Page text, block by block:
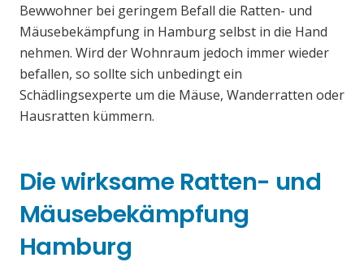
Bewwohner bei geringem Befall die Ratten- und
Mäusebekämpfung in Hamburg selbst in die Hand
nehmen. Wird der Wohnraum jedoch immer wieder
befallen, so sollte sich unbedingt ein
Schädlingsexperte um die Mäuse, Wanderratten oder
Hausratten kümmern.
Die wirksame Ratten- und
Mäusebekämpfung
Hamburg